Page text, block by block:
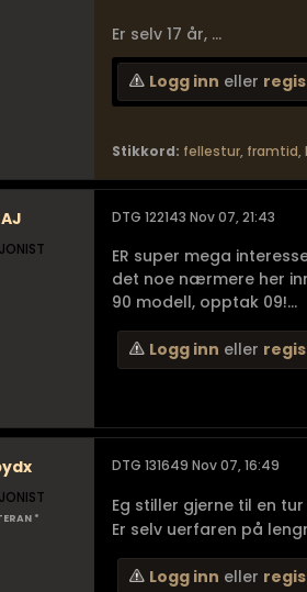
Er selv 17 år, ...
Logg inn eller
Stikkord: fellestur, framtid,
DTG 122143 Nov 07, 21:43
ER super mega
det noe nærmere her
90 modell, opptak 09!...
Logg inn eller
*
DTG 131649 Nov 07, 16:49
Eg stiller gjerne til en
Er selv uerfaren på
Logg inn eller